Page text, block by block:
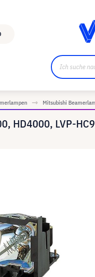
Mitsubishi
HD4000, LVP-